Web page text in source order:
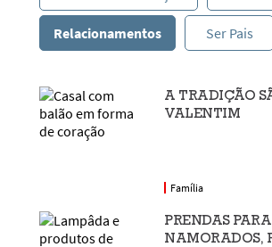
Relacionamentos Ser Pais
A TRADIÇÃO
VALENTIM
Família
PRENDAS
NAMORADOS,